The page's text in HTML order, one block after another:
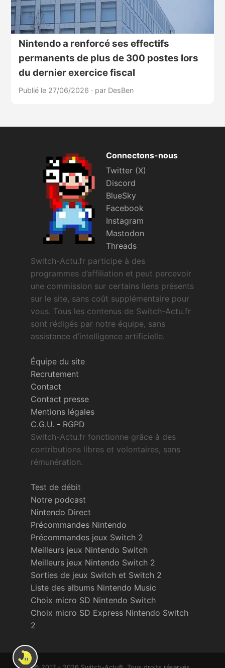
Nintendo a renforcé ses effectifs
permanents de plus de 300 postes lors
du dernier exercice fiscal
Publié le 27/06/2026 · par DesBen
Connectons-nous
Twitter (X)
Discord
BlueSky
Facebook
Instagram
Mastodon
Threads
Switch-Actu.fr participe à des
programmes d’affiliation et peut percevoir
une commission sur certains liens présents
sur le site, sans coût supplémentaire pour
vous. Tous les contenus de Switch-Actu.fr
sont rédigés par notre équipe, sans
assistance d’intelligence artificielle.
Équipe du site
Recrutement
Contact
Contact presse
Mentions légales
C.G.U. - RGPD
Switch-Actu.fr fonctionne grâce à des
contributions libres et volontaires, sans
rémunération.
Test de débit
Notre podcast
Nintendo Direct
Précommandes Nintendo
Précommandes jeux Switch 2
Meilleurs jeux Nintendo Switch
Meilleurs jeux Nintendo Switch 2
Sorties de jeux Switch et Switch 2
Liste des albums Nintendo Music
Choix micro SD Nintendo Switch
Choix micro SD Express Nintendo Switch
2